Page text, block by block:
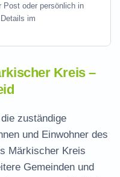
Post oder persönlich in
im
Kreis –
zuständige
und Einwohner des
Märkischer Kreis
Gemeinden und